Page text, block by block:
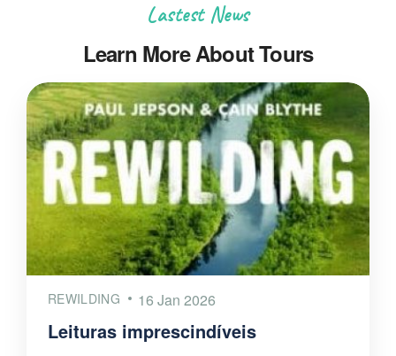
Lastest News
Learn More About Tours
REWILDING 16 Jan 2026
Leituras imprescindíveis